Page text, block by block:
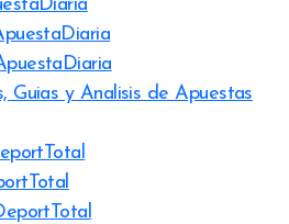
Guias y Analisis de Apuestas